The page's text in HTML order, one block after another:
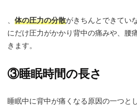
体の圧力の分散がきちんとできてい
にだけ圧力がかかり背中の痛みや、腰
きます。
③睡眠時間の長さ
睡眠中に背中が痛くなる原因の一つと